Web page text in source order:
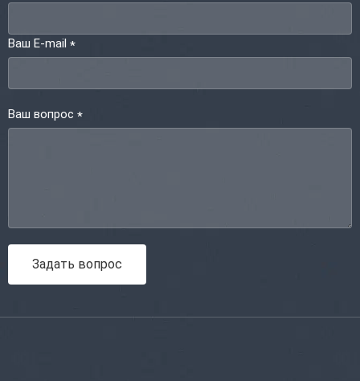
Ваш E-mail *
Ваш вопрос *
Задать вопрос